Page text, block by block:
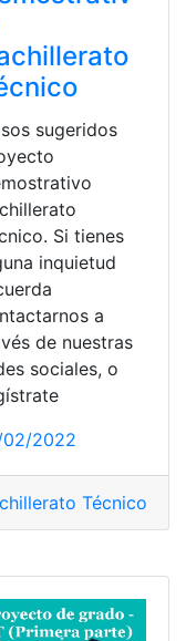
sugeridos
Si tienes
inquietud
a
de nuestras
sociales, o
02/2022
Técnico